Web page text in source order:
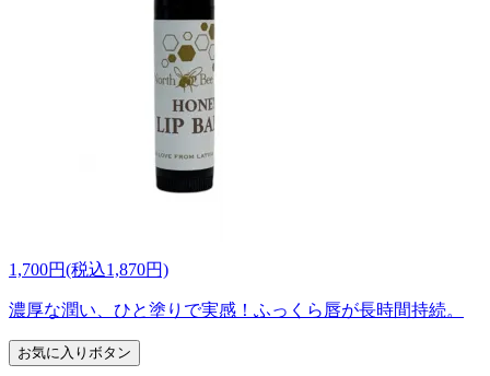
1,700円(税込1,870円)
濃厚な潤い、ひと塗りで実感！ふっくら唇が長時間持続。
お気に入りボタン